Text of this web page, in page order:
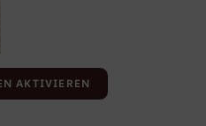
AKTIVIEREN